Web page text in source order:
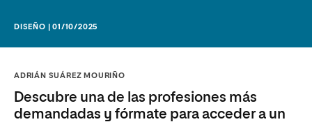
DISEÑO | 01/10/2025
ADRIÁN SUÁREZ MOURIÑO
Descubre una de las profesiones más
demandadas y fórmate para acceder a un